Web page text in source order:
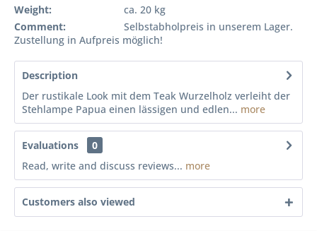
Weight:
ca. 20 kg
Comment:
Selbstabholpreis in unserem Lager.
Zustellung in Aufpreis möglich!
Description
Der rustikale Look mit dem Teak Wurzelholz verleiht der
Stehlampe Papua einen lässigen und edlen... more
Evaluations
0
Read, write and discuss reviews... more
Customers also viewed